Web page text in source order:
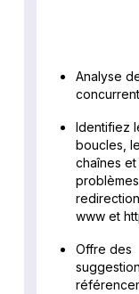
Analyse
Identifiez
boucles,
chaînes et
www et
Offre des